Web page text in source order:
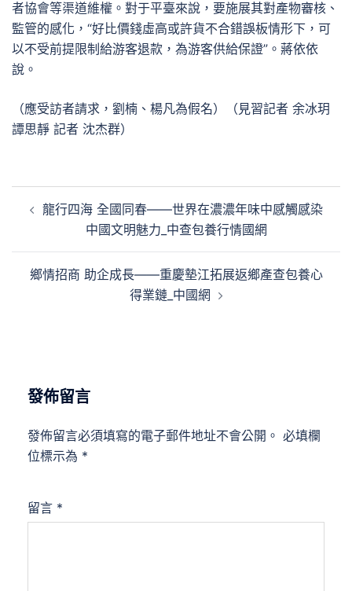
者協會等渠道維權。對于平臺來說，要施展其對產物審核、
監管的感化，“好比價錢虛高或許貨不合錯誤板情形下，可
以不受前提限制給游客退款，為游客供給保證”。蔣依依
說。
（應受訪者請求，劉楠、楊凡為假名）（見習記者 余冰玥
譚思靜 記者 沈杰群）
龍行四海 全國同春——世界在濃濃年味中感觸感染
中國文明魅力_中查包養行情國網
鄉情招商 助企成長——重慶墊江拓展返鄉產查包養心
得業鏈_中國網
發佈留言
發佈留言必須填寫的電子郵件地址不會公開。 必填欄
位標示為 *
留言 *